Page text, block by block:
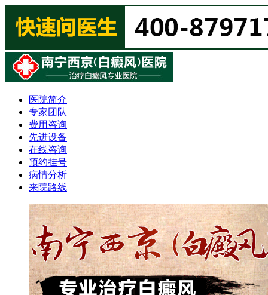
医院简介
专家团队
费用咨询
先进设备
在线咨询
预约挂号
病情分析
来院路线